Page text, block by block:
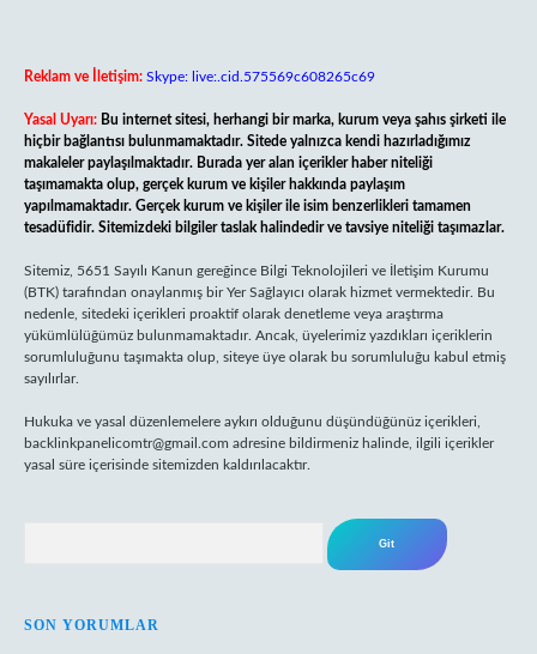
Reklam ve İletişim: Skype: live:.cid.575569c608265c69
Yasal Uyarı: Bu internet sitesi, herhangi bir marka, kurum veya şahıs şirketi ile
hiçbir bağlantısı bulunmamaktadır. Sitede yalnızca kendi hazırladığımız
makaleler paylaşılmaktadır. Burada yer alan içerikler haber niteliği
taşımamakta olup, gerçek kurum ve kişiler hakkında paylaşım
yapılmamaktadır. Gerçek kurum ve kişiler ile isim benzerlikleri tamamen
tesadüfidir. Sitemizdeki bilgiler taslak halindedir ve tavsiye niteliği taşımazlar.
Sitemiz, 5651 Sayılı Kanun gereğince Bilgi Teknolojileri ve İletişim Kurumu
(BTK) tarafından onaylanmış bir Yer Sağlayıcı olarak hizmet vermektedir. Bu
nedenle, sitedeki içerikleri proaktif olarak denetleme veya araştırma
yükümlülüğümüz bulunmamaktadır. Ancak, üyelerimiz yazdıkları içeriklerin
sorumluluğunu taşımakta olup, siteye üye olarak bu sorumluluğu kabul etmiş
sayılırlar.
Hukuka ve yasal düzenlemelere aykırı olduğunu düşündüğünüz içerikleri,
backlinkpanelicomtr@gmail.com adresine bildirmeniz halinde, ilgili içerikler
yasal süre içerisinde sitemizden kaldırılacaktır.
SON YORUMLAR